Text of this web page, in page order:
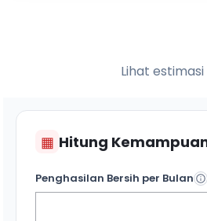
Lihat
▦ Hitung
Penghasilan Bersih per Bulan